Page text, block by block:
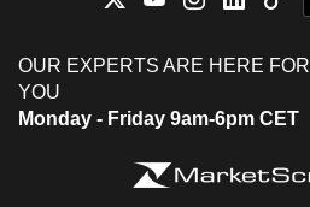
OUR EXPERTS ARE HERE FOR
YOU
Monday - Friday 9am-6pm CET